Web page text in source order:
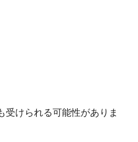
受けられる可能性がありま